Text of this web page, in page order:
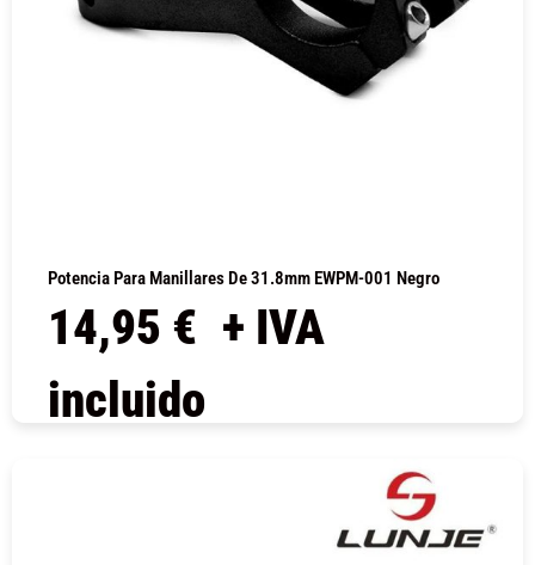
Potencia Para Manillares De 31.8mm EWPM-001 Negro
14,95 € + IVA
incluido